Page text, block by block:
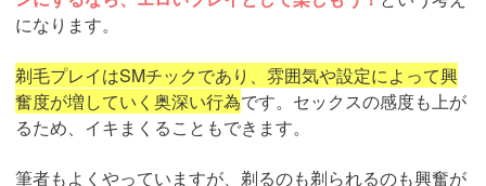
になります。
剃毛プレイはSMチックであり、雰囲気や設定によって興
奮度が増していく奥深い行為です。セックスの感度も上が
るため、イキまくることもできます。
筆者もよくやっていますが、剃るのも剃られるのも興奮が